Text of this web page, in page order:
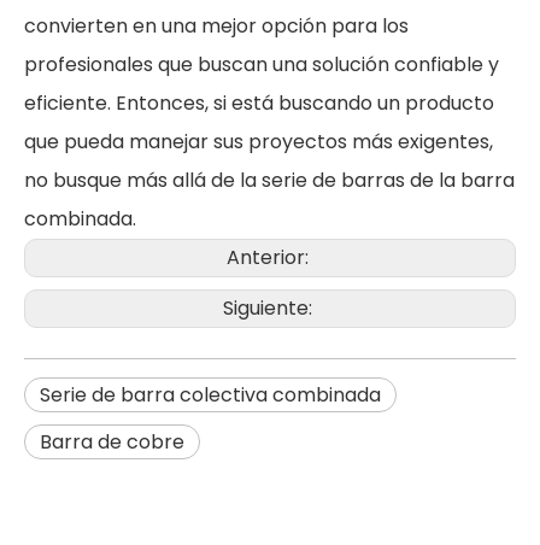
convierten en una mejor opción para los
profesionales que buscan una solución confiable y
eficiente. Entonces, si está buscando un producto
que pueda manejar sus proyectos más exigentes,
no busque más allá de la serie de barras de la barra
combinada.
Anterior:
Siguiente:
Serie de barra colectiva combinada
Barra de cobre